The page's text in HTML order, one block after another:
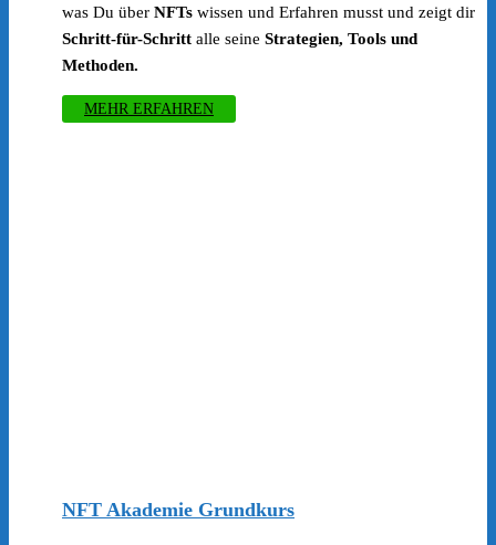
was Du über NFTs wissen und Erfahren musst und zeigt dir
Schritt-für-Schritt alle seine Strategien, Tools und
Methoden.
MEHR ERFAHREN
NFT Akademie Grundkurs